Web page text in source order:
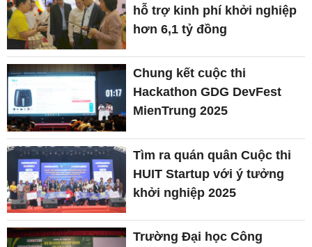
hỗ trợ kinh phí khởi nghiệp
hơn 6,1 tỷ đồng
Chung kết cuộc thi
Hackathon GDG DevFest
MienTrung 2025
Tìm ra quán quân Cuộc thi
HUIT Startup với ý tưởng
khởi nghiệp 2025
Trường Đại học Công